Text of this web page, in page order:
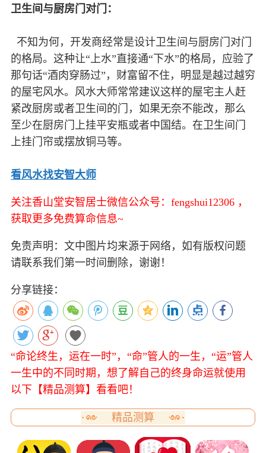
卫生间与厨房门对门：
不知为何，开发商经常是设计卫生间与厨房门对门
的格局。这种让“上水”直接通“下水”的格局，应验了
那句话“酒肉穿肠过”，财富留不住，明显是越过越穷
的屋宅风水。风水大师常常建议这样的屋宅主人赶
紧改厨房或者卫生间的门，如果无奈不能改，那么
至少在厨房门上挂平安瓶或者中国结。在卫生间门
上挂门帘或摆放铜马等。
看风水找安智大师
关注香山堂安智居士微信公众号：fengshui12306 ，
获取更多免费算命信息~
免责声明：文中图片均来源于网络，如有版权问题
请联系我们第一时间删除，谢谢！
分享链接：
“命论终生，运在一时”，“命”管人的一生，“运”管人
一生中的不同时期，想了解自己的终身命运就使用
以下【精品测算】看看吧！
精品测算